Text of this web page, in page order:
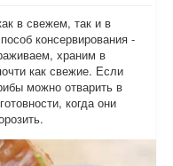
в свежем, так и в
консервирования -
храним в
как свежие. Если
можно отварить в
когда они